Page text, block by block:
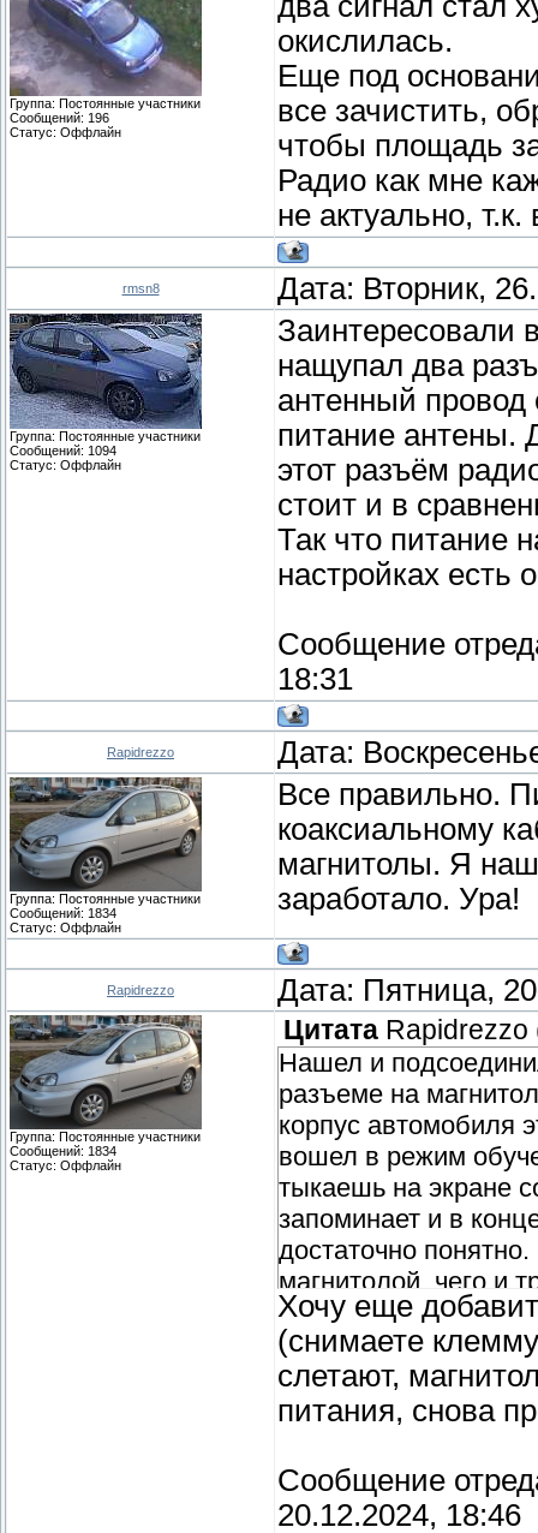
Группа: Постоянные участники
Сообщений: 196
Статус: Оффлайн
окислилась.
Еще под
все зачистить,
чтобы площадь
Радио как мне
не актуально,
rmsn8 Дата: Вторник,
Группа: Постоянные участники
Сообщений: 1094
Статус: Оффлайн
Заинтересовали
нащупал два
антенный провод
питание антены.
этот разъём
стоит и в
Так что питание
настройках есть
Сообщение
18:31
Rapidrezzo Дата:
Группа: Постоянные участники
Сообщений: 1834
Статус: Оффлайн
Все правильно.
коаксиальному
магнитолы. Я
заработало. Ура!
Rapidrezzo Дата: Пятница,
Группа: Постоянные участники
Сообщений: 1834
Статус: Оффлайн
Цитата Rapidrezzo
Нашел и
разъеме на
корпус автомобиля
вошел в режим
тыкаешь на экране
запоминает и в
достаточно
магнитолой, чего и
Хочу еще
(снимаете
слетают,
питания, снова
Сообщение
20.12.2024, 18:46